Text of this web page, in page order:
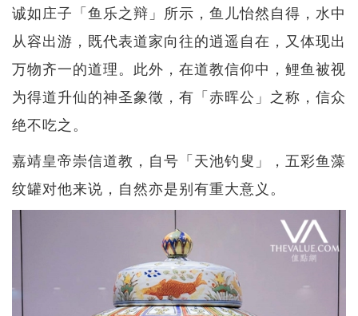
诚如庄子「鱼乐之辩」所示，鱼儿怡然自得，水中
从容出游，既代表道家向往的逍遥自在，又体现出
万物齐一的道理。此外，在道教信仰中，鲤鱼被视
为得道升仙的神圣象徵，有「赤晖公」之称，信众
绝不吃之。
嘉靖皇帝崇信道教，自号「天池钓叟」，五彩鱼藻
纹罐对他来说，自然亦是别有重大意义。